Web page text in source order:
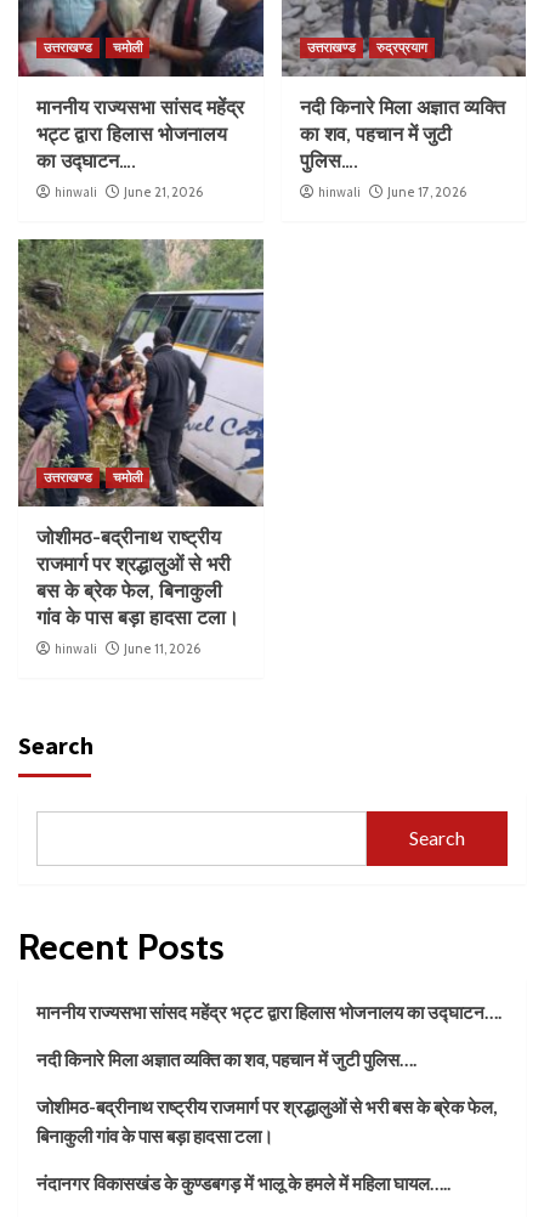
उत्तराखण्ड चमोली
माननीय राज्यसभा सांसद महेंद्र
भट्ट द्वारा हिलास भोजनालय
का उद्घाटन….
hinwali June 21, 2026
उत्तराखण्ड रुद्रप्रयाग
नदी किनारे मिला अज्ञात व्यक्ति
का शव, पहचान में जुटी
पुलिस….
hinwali June 17, 2026
उत्तराखण्ड चमोली
जोशीमठ-बद्रीनाथ राष्ट्रीय
राजमार्ग पर श्रद्धालुओं से भरी
बस के ब्रेक फेल, बिनाकुली
गांव के पास बड़ा हादसा टला।
hinwali June 11, 2026
Search
Search
Recent Posts
माननीय राज्यसभा सांसद महेंद्र भट्ट द्वारा हिलास भोजनालय का उद्घाटन….
नदी किनारे मिला अज्ञात व्यक्ति का शव, पहचान में जुटी पुलिस….
जोशीमठ-बद्रीनाथ राष्ट्रीय राजमार्ग पर श्रद्धालुओं से भरी बस के ब्रेक फेल,
बिनाकुली गांव के पास बड़ा हादसा टला।
नंदानगर विकासखंड के कुण्डबगड़ में भालू के हमले में महिला घायल…..